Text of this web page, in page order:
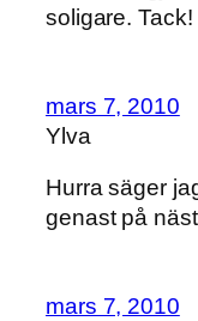
soligare. Tack!
mars 7, 2010
Ylva
Hurra säger
genast på
mars 7, 2010